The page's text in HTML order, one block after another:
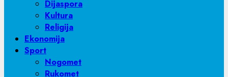
Dijaspora
Kultura
Religija
Ekonomija
Sport
Nogomet
Rukomet